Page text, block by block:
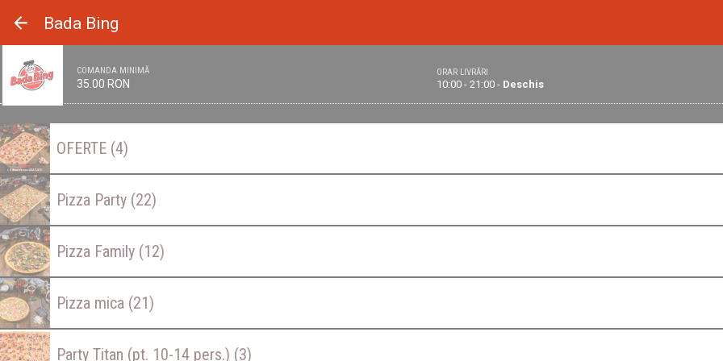
Bada Bing
COMANDA MINIMĂ
35.00 RON
ORAR LIVRĂRI
10:00 - 21:00 - Deschis
OFERTE (4)
Pizza Party (22)
Pizza Family (12)
Pizza mica (21)
Party Titan (pt. 10-14 pers.) (3)